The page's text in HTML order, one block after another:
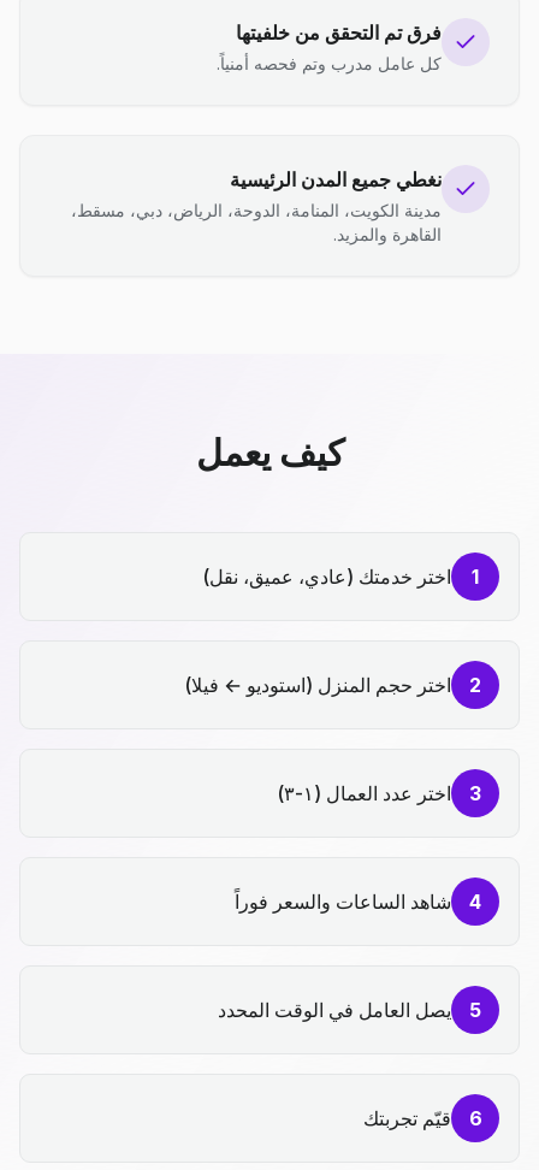
فرق تم التحقق من خلفيتها
كل عامل مدرب وتم فحصه أمنياً.
نغطي جميع المدن الرئيسية
مدينة الكويت، المنامة، الدوحة، الرياض، دبي، مسقط،
القاهرة والمزيد.
كيف يعمل
1 اختر خدمتك (عادي، عميق، نقل)
2 اختر حجم المنزل (استوديو ← فيلا)
3 اختر عدد العمال (١-٣)
4 شاهد الساعات والسعر فوراً
5 يصل العامل في الوقت المحدد
6 قيّم تجربتك